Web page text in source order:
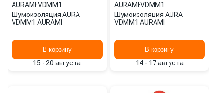
AURAMI ·VDMM1
Шумоизоляция AURA
VDMM1 AURAMI
В корзину
15 - 20 августа
AURAMI ·VDMM1
Шумоизоляция AURA
VDMM1 AURAMI
В корзину
14 - 17 августа